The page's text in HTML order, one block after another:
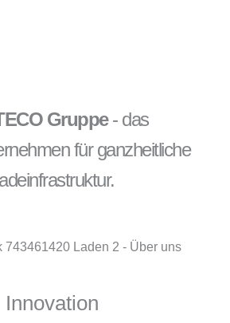
Gruppe- das
für ganzheitliche
Innovation